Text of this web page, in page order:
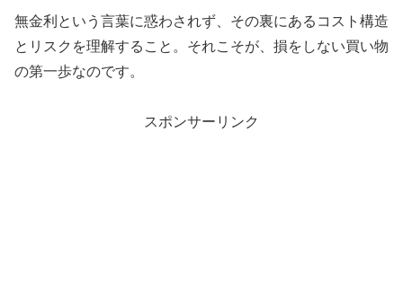
無金利という言葉に惑わされず、その裏にあるコスト構造
とリスクを理解すること。それこそが、損をしない買い物
の第一歩なのです。
スポンサーリンク